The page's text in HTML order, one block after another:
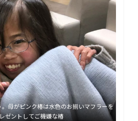
母がピンク椿は水色のお揃いマフラーを
ゼントしてご機嫌な椿